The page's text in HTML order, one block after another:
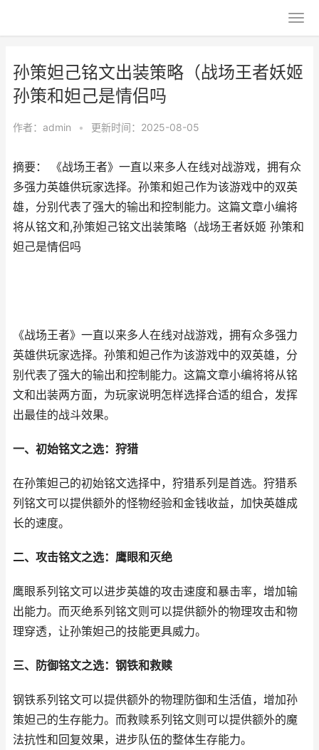
孙策妲己铭文出装策略（战场王者妖姬
孙策和妲己是情侣吗
作者： admin • 更新时间：2025-08-05
摘要： 《战场王者》一直以来多人在线对战游戏，拥有众
多强力英雄供玩家选择。孙策和妲己作为该游戏中的双英
雄，分别代表了强大的输出和控制能力。这篇文章小编将
将从铭文和,孙策妲己铭文出装策略（战场王者妖姬 孙策和
妲己是情侣吗
《战场王者》一直以来多人在线对战游戏，拥有众多强力
英雄供玩家选择。孙策和妲己作为该游戏中的双英雄，分
别代表了强大的输出和控制能力。这篇文章小编将将从铭
文和出装两方面，为玩家说明怎样选择合适的组合，发挥
出最佳的战斗效果。
一、初始铭文之选：狩猎
在孙策妲己的初始铭文选择中，狩猎系列是首选。狩猎系
列铭文可以提供额外的怪物经验和金钱收益，加快英雄成
长的速度。
二、攻击铭文之选：鹰眼和灭绝
鹰眼系列铭文可以进步英雄的攻击速度和暴击率，增加输
出能力。而灭绝系列铭文则可以提供额外的物理攻击和物
理穿透，让孙策妲己的技能更具威力。
三、防御铭文之选：钢铁和救赎
钢铁系列铭文可以提供额外的物理防御和生活值，增加孙
策妲己的生存能力。而救赎系列铭文则可以提供额外的魔
法抗性和回复效果，进步队伍的整体生存能力。